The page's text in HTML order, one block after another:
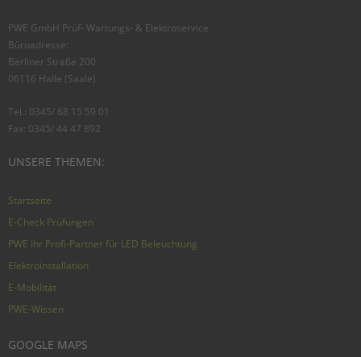
PWE GmbH Prüf- Wartungs- & Elektroservice
Büroadresse:
Berliner Straße 200
06116 Halle (Saale)
Tel.: 0345/ 68 15 59 01
Fax: 0345/ 44 47 892
UNSERE THEMEN:
Startseite
E-Check Prüfungen
PWE Ihr Profi-Partner für LED Beleuchtung
Elektroinstallation
E-Mobilität
PWE-Wissen
GOOGLE MAPS